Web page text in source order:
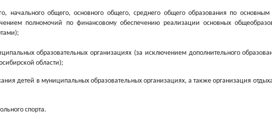
начального общего, основного общего, среднего общего образования по
полномочий по финансовому обеспечению реализации основных
образовательных организациях (за исключением дополнительного
области);
детей в муниципальных образовательных организациях, а также организация
спорта.